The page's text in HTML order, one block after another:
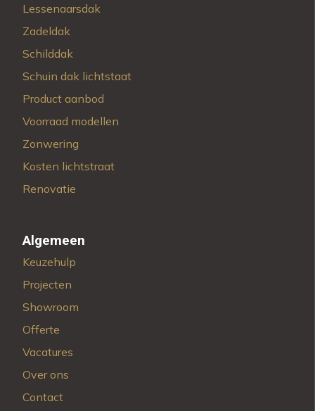
Lessenaarsdak
Zadeldak
Schilddak
Schuin dak lichtstaat
Product aanbod
Voorraad modellen
Zonwering
Kosten lichtstraat
Renovatie
Algemeen
Keuzehulp
Projecten
Showroom
Offerte
Vacatures
Over ons
Contact